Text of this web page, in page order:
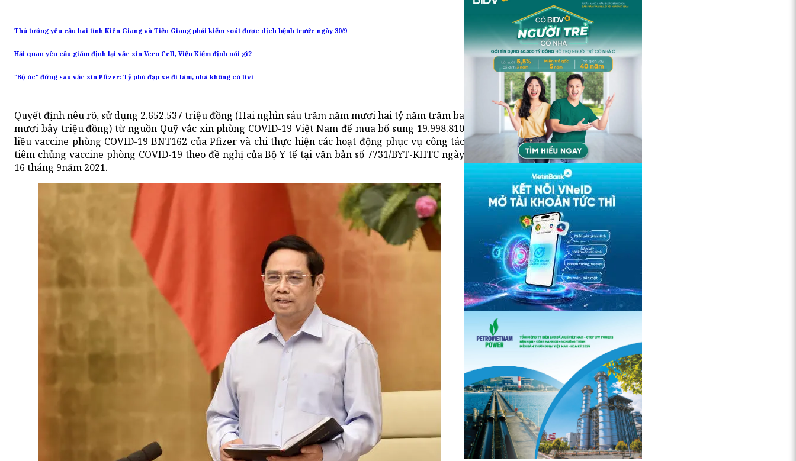
Thủ tướng yêu cầu hai tỉnh Kiên Giang và Tiền Giang phải kiểm soát được dịch bệnh trước ngày 30/9
Hải quan yêu cầu giám định lại vắc xin Vero Cell, Viện Kiểm định nói gì?
"Bộ óc" đứng sau vắc xin Pfizer: Tỷ phú đạp xe đi làm, nhà không có tivi
Quyết định nêu rõ, sử dụng 2.652.537 triệu đồng (Hai nghìn sáu trăm năm mươi hai tỷ năm trăm ba
mươi bảy triệu đồng) từ nguồn Quỹ vắc xin phòng COVID-19 Việt Nam để mua bổ sung 19.998.810
liều vaccine phòng COVID-19 BNT162 của Pfizer và chi thực hiện các hoạt động phục vụ công tác
tiêm chủng vaccine phòng COVID-19 theo đề nghị của Bộ Y tế tại văn bản số 7731/BYT-KHTC ngày
16 tháng 9năm 2021.